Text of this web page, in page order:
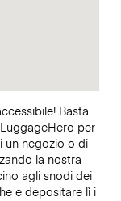
Basta
per
un negozio o di
la nostra
agli snodi dei
e depositare lì i